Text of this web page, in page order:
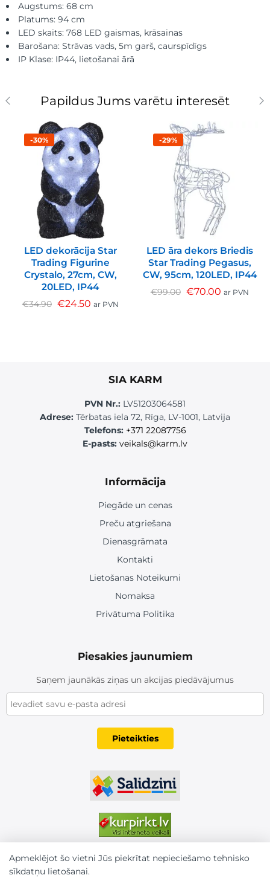
Augstums: 68 cm
Platums: 94 cm
LED skaits: 768 LED gaismas, krāsainas
Barošana: Strāvas vads, 5m garš, caurspīdīgs
IP Klase: IP44, lietošanai ārā
Papildus Jums varētu interesēt
-30%
LED dekorācija Star
Trading Figurine
Crystalo, 27cm, CW,
20LED, IP44
€34.90 €24.50 ar PVN
-29%
LED āra dekors Briedis
Star Trading Pegasus,
CW, 95cm, 120LED, IP44
€99.00 €70.00 ar PVN
SIA KARM
PVN Nr.: LV51203064581
Adrese: Tērbatas iela 72, Rīga, LV-1001, Latvija
Telefons: +371 22087756
E-pasts: veikals@karm.lv
Informācija
Piegāde un cenas
Preču atgriešana
Dienasgrāmata
Kontakti
Lietošanas Noteikumi
Nomaksa
Privātuma Politika
Piesakies jaunumiem
Saņem jaunākās ziņas un akcijas piedāvājumus
Pieteikties
Apmeklējot šo vietni Jūs piekrītat nepieciešamo tehnisko
sīkdatņu lietošanai.